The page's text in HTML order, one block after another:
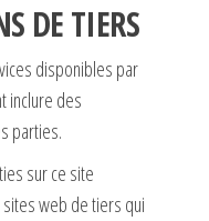
DE TIERS
disponibles par
inclure des
parties.
sur ce site
web de tiers qui